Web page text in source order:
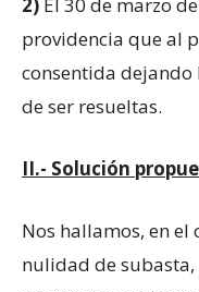
providencia que al
consentida dejando
de ser resueltas.
II.- Solución
Nos hallamos, en el
nulidad de